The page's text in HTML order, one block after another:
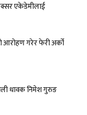
एकेडेमीलाई
गरेर फेरी अर्को
धावक निमेश गुरुङ